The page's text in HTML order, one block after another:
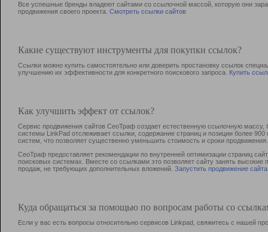
Все успешные бренды владеют сайтами со ссылочной массой, которую они
продвижения своего проекта. Смотреть ссылки сайтов
Какие существуют инструменты для покупки ссылок?
Ссылки можно купить самостоятельно или доверить простановку ссылок
улучшению их эффективности для конкретного поискового запроса. Купить
Как улучшить эффект от ссылок?
Сервис продвижения сайтов СеоТраф создает естественную ссылочную
системы LinkPad отслеживает ссылки, содержание страниц и позиции более
систем, что позволяет существенно уменьшить стоимость и сроки продвижения.
СеоТраф предоставляет рекомендации по внутренней оптимизации страниц
поисковых системах. Вместе со ссылками это позволяет сайту занять
продаж, не требующих дополнительных вложений. Запустить продвижение сайта
Куда обращаться за помощью по вопросам работы со
Если у вас есть вопросы относительно сервисов Linkpad, свяжитесь с нашей